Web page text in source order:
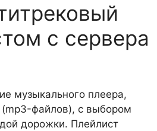
с сервера
музыкального плеера,
файлов), с выбором
дорожки. Плейлист